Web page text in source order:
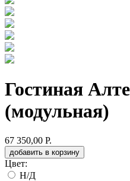
Гостиная
(модульная)
67 350,00 Р.
добавить в корзину
Цвет:
Н/Д